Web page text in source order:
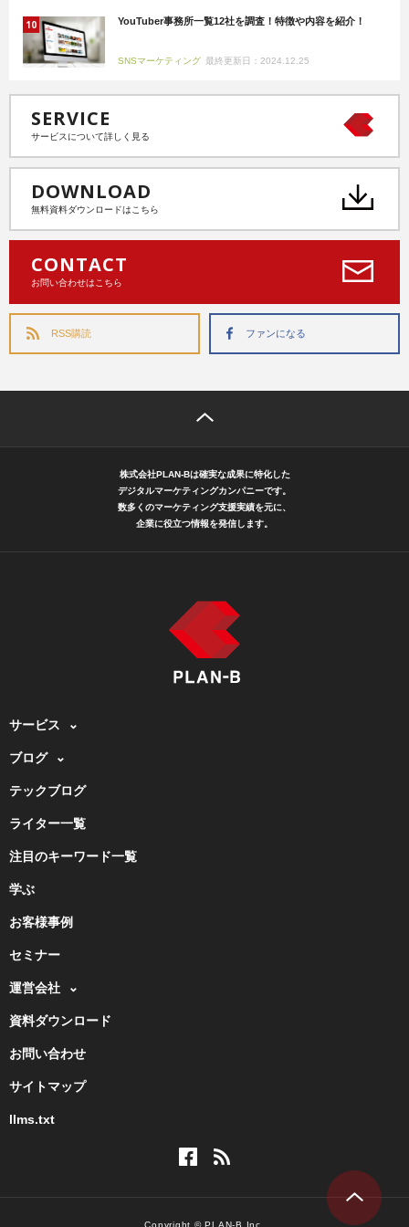
YouTuber事務所一覧12社を調査！特徴や内容を紹介！
SNSマーケティング 最終更新日：2024.12.25
SERVICE
サービスについて詳しく見る
DOWNLOAD
無料資料ダウンロードはこちら
CONTACT
お問い合わせはこちら
RSS購読 ファンになる
株式会社PLAN-Bは確実な成果に特化した
デジタルマーケティングカンパニーです。
数多くのマーケティング支援実績を元に、
企業に役立つ情報を発信します。
サービス
ブログ
テックブログ
ライター一覧
注目のキーワード一覧
学ぶ
お客様事例
セミナー
運営会社
資料ダウンロード
お問い合わせ
サイトマップ
llms.txt